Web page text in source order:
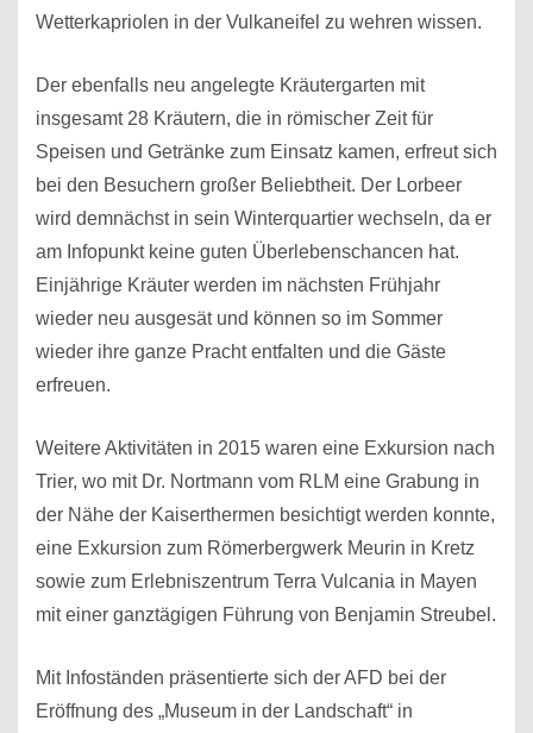
Wetterkapriolen in der Vulkaneifel zu wehren wissen.
Der ebenfalls neu angelegte Kräutergarten mit
insgesamt 28 Kräutern, die in römischer Zeit für
Speisen und Getränke zum Einsatz kamen, erfreut sich
bei den Besuchern großer Beliebtheit. Der Lorbeer
wird demnächst in sein Winterquartier wechseln, da er
am Infopunkt keine guten Überlebenschancen hat.
Einjährige Kräuter werden im nächsten Frühjahr
wieder neu ausgesät und können so im Sommer
wieder ihre ganze Pracht entfalten und die Gäste
erfreuen.
Weitere Aktivitäten in 2015 waren eine Exkursion nach
Trier, wo mit Dr. Nortmann vom RLM eine Grabung in
der Nähe der Kaiserthermen besichtigt werden konnte,
eine Exkursion zum Römerbergwerk Meurin in Kretz
sowie zum Erlebniszentrum Terra Vulcania in Mayen
mit einer ganztägigen Führung von Benjamin Streubel.
Mit Infoständen präsentierte sich der AFD bei der
Eröffnung des „Museum in der Landschaft“ in